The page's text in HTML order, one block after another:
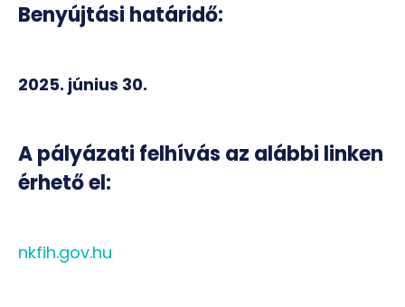
Benyújtási határidő:
2025. június 30.
A pályázati felhívás az alábbi linken
érhető el:
nkfih.gov.hu